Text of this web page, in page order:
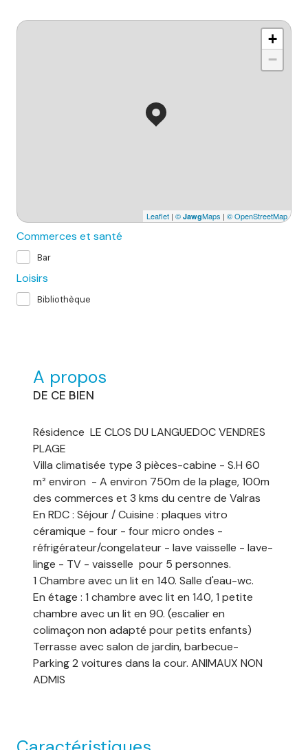
+
−
Leaflet | © JawgMaps | © OpenStreetMap
Commerces et santé
Bar
Loisirs
Bibliothèque
A propos
DE CE BIEN
Résidence LE CLOS DU LANGUEDOC VENDRES
PLAGE
Villa climatisée type 3 pièces-cabine - S.H 60
m² environ - A environ 750m de la plage, 100m
des commerces et 3 kms du centre de Valras
En RDC : Séjour / Cuisine : plaques vitro
céramique - four - four micro ondes -
réfrigérateur/congelateur - lave vaisselle - lave-
linge - TV - vaisselle pour 5 personnes.
1 Chambre avec un lit en 140. Salle d'eau-wc.
En étage : 1 chambre avec lit en 140, 1 petite
chambre avec un lit en 90. (escalier en
colimaçon non adapté pour petits enfants)
Terrasse avec salon de jardin, barbecue-
Parking 2 voitures dans la cour. ANIMAUX NON
ADMIS